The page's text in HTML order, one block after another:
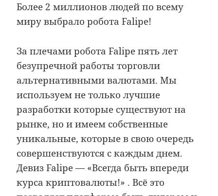
Более 2 миллионов людей по всему
миру выбрало робота Falipe!
За плечами робота Falipe пять лет
безупречной работы торговли
альтернативными валютами. Мы
используем не только лучшие
разработки которые существуют на
рынке, но и имеем собственные
уникальные, которые в свою очередь
совершенствуются с каждым днем.
Девиз Falipe — «Всегда быть впереди
курса криптовалюты!» . Всё это